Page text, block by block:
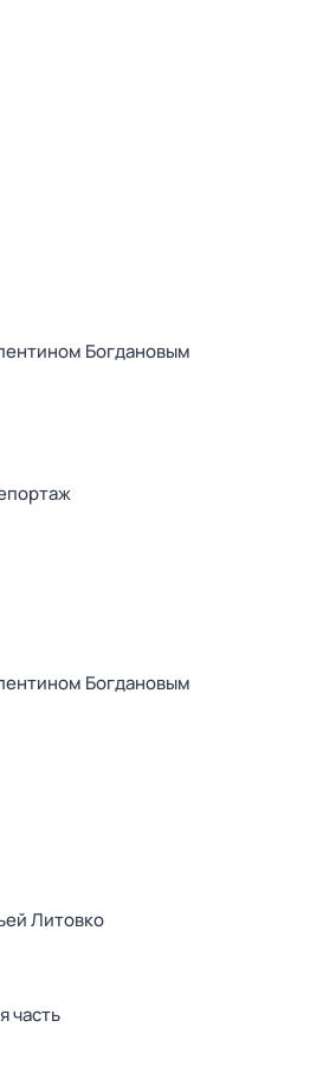
Богдановым
Богдановым
Литовко
часть